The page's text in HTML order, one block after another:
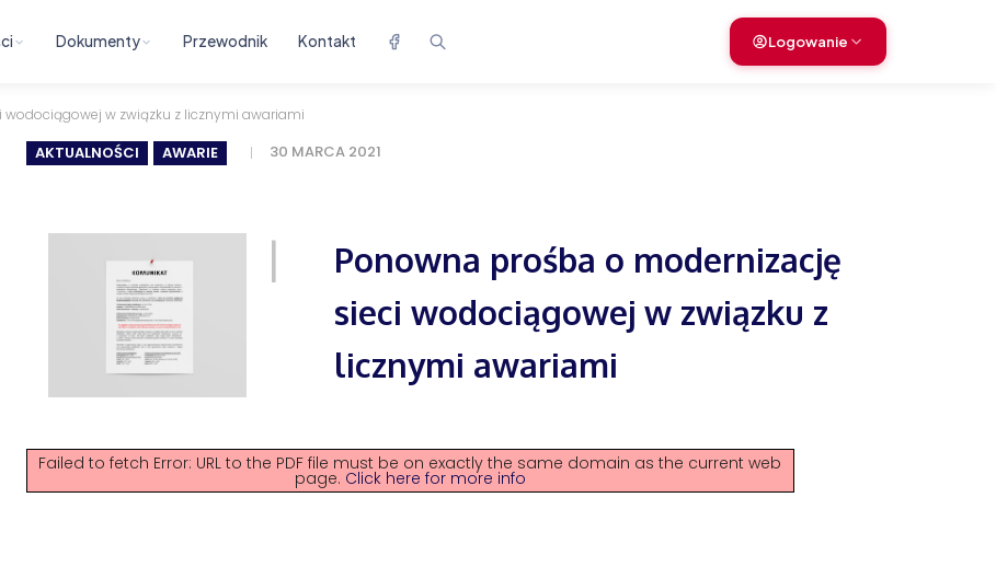
Dokumenty Przewodnik Kontakt Logowanie
w związku z licznymi awariami
AKTUALNOŚCI AWARIE 30 MARCA 2021
Ponowna prośba o modernizację
sieci wodociągowej w związku z
licznymi awariami
Failed to fetch Error: URL to the PDF file must be on exactly the same domain as the current web
page. Click here for more info